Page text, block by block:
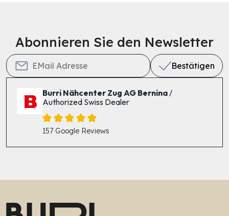
Abonnieren Sie den Newsletter
Bestätigen
Burri Nähcenter Zug AG Bernina/
Authorized Swiss Dealer
157 Google Reviews